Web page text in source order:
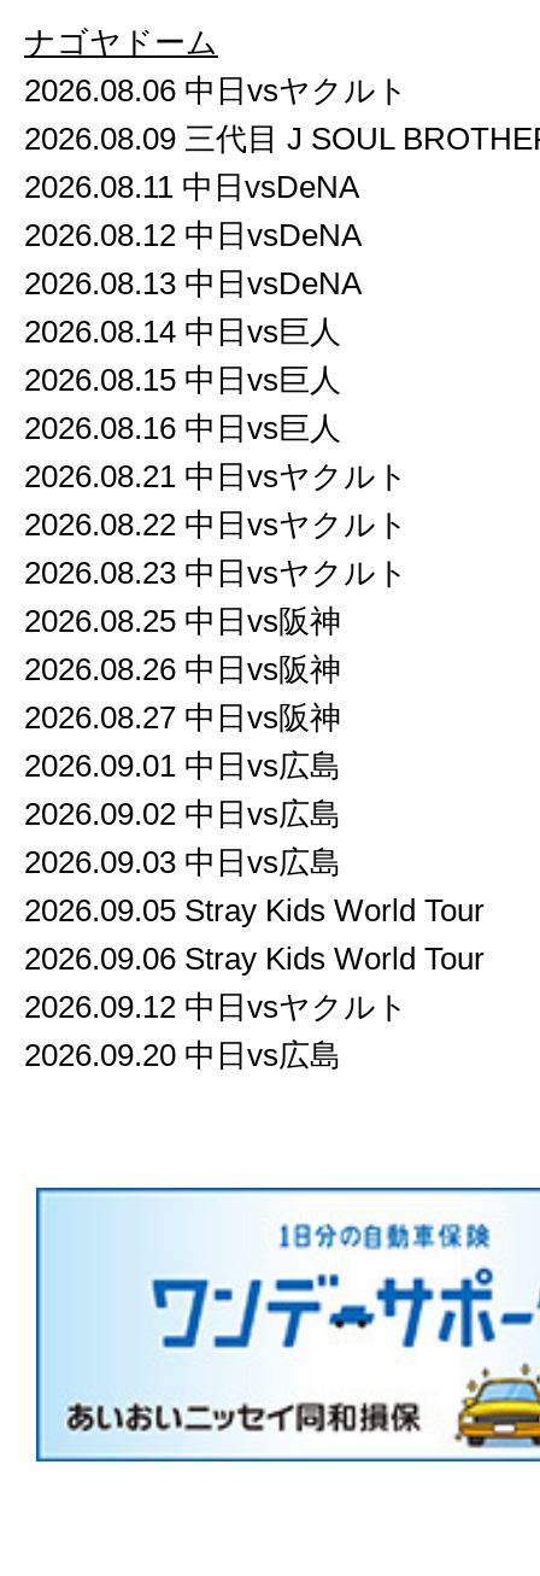
ナゴヤドーム
2026.08.06 中日vsヤクルト
2026.08.09 三代目 J SOUL
2026.08.11 中日vsDeNA
2026.08.12 中日vsDeNA
2026.08.13 中日vsDeNA
2026.08.14 中日vs巨人
2026.08.15 中日vs巨人
2026.08.16 中日vs巨人
2026.08.21 中日vsヤクルト
2026.08.22 中日vsヤクルト
2026.08.23 中日vsヤクルト
2026.08.25 中日vs阪神
2026.08.26 中日vs阪神
2026.08.27 中日vs阪神
2026.09.01 中日vs広島
2026.09.02 中日vs広島
2026.09.03 中日vs広島
2026.09.05 Stray Kids World Tour
2026.09.06 Stray Kids World Tour
2026.09.12 中日vsヤクルト
2026.09.20 中日vs広島